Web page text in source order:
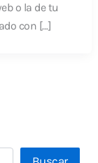
o la de tu
con […]